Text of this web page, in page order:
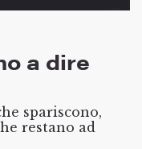
a dire
spariscono,
restano ad